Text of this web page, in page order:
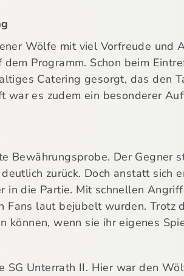
Wölfe mit viel Vorfreude und
Programm. Schon beim
Catering gesorgt, das den
war es zudem ein besonderer
Bewährungsprobe. Der Gegner
zurück. Doch anstatt sich
die Partie. Mit schnellen
Fans laut bejubelt wurden. Trotz
wenn sie ihr eigenes
SG Unterrath II. Hier war den